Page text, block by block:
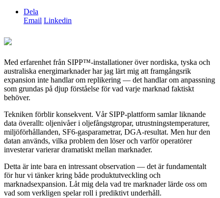
Dela
Email Linkedin
Med erfarenhet från SIPP™-installationer över nordiska, tyska och
australiska energimarknader har jag lärt mig att framgångsrik
expansion inte handlar om replikering — det handlar om anpassning
som grundas på djup förståelse för vad varje marknad faktiskt
behöver.
Tekniken förblir konsekvent. Vår SIPP-plattform samlar liknande
data överallt: oljenivåer i oljefångstgropar, utrustningstemperaturer,
miljöförhållanden, SF6-gasparametrar, DGA-resultat. Men hur den
datan används, vilka problem den löser och varför operatörer
investerar varierar dramatiskt mellan marknader.
Detta är inte bara en intressant observation — det är fundamentalt
för hur vi tänker kring både produktutveckling och
marknadsexpansion. Låt mig dela vad tre marknader lärde oss om
vad som verkligen spelar roll i prediktivt underhåll.